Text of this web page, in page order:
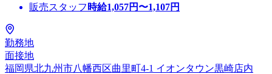
販売スタッフ 時給1,057円〜1,107円
勤務地
面接地
福岡県北九州市八幡西区曲里町4-1 イオンタウン黒崎店内